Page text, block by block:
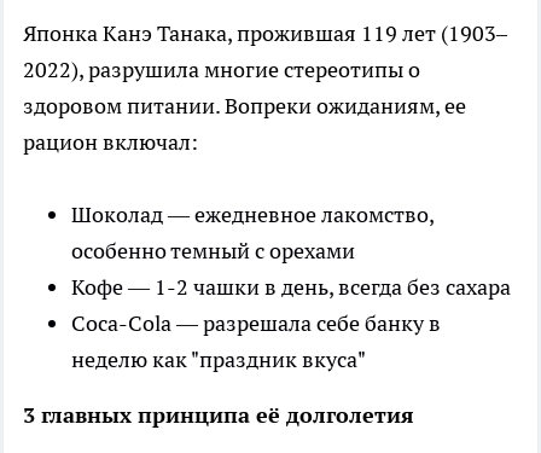
Японка Канэ Танака, прожившая 119 лет (1903–
2022), разрушила многие стереотипы о
здоровом питании. Вопреки ожиданиям, ее
рацион включал:
Шоколад — ежедневное лакомство,
особенно темный с орехами
Кофе — 1-2 чашки в день, всегда без сахара
Coca-Cola — разрешала себе банку в
неделю как "праздник вкуса"
3 главных принципа её долголетия